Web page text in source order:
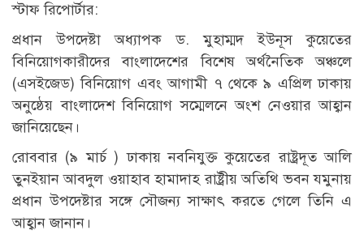
স্টাফ রিপোর্টার:
প্রধান উপদেষ্টা অধ্যাপক ড. মুহাম্মদ ইউনূস কুয়েতের
বিনিয়োগকারীদের বাংলাদেশের বিশেষ অর্থনৈতিক অঞ্চলে
(এসইজেড) বিনিয়োগ এবং আগামী ৭ থেকে ৯ এপ্রিল ঢাকায়
অনুষ্ঠেয় বাংলাদেশ বিনিয়োগ সম্মেলনে অংশ নেওয়ার আহ্বান
জানিয়েছেন।
রোববার (৯ মার্চ ) ঢাকায় নবনিযুক্ত কুয়েতের রাষ্ট্রদূত আলি
তুনইয়ান আবদুল ওয়াহাব হামাদাহ রাষ্ট্রীয় অতিথি ভবন যমুনায়
প্রধান উপদেষ্টার সঙ্গে সৌজন্য সাক্ষাৎ করতে গেলে তিনি এ
আহ্বান জানান।